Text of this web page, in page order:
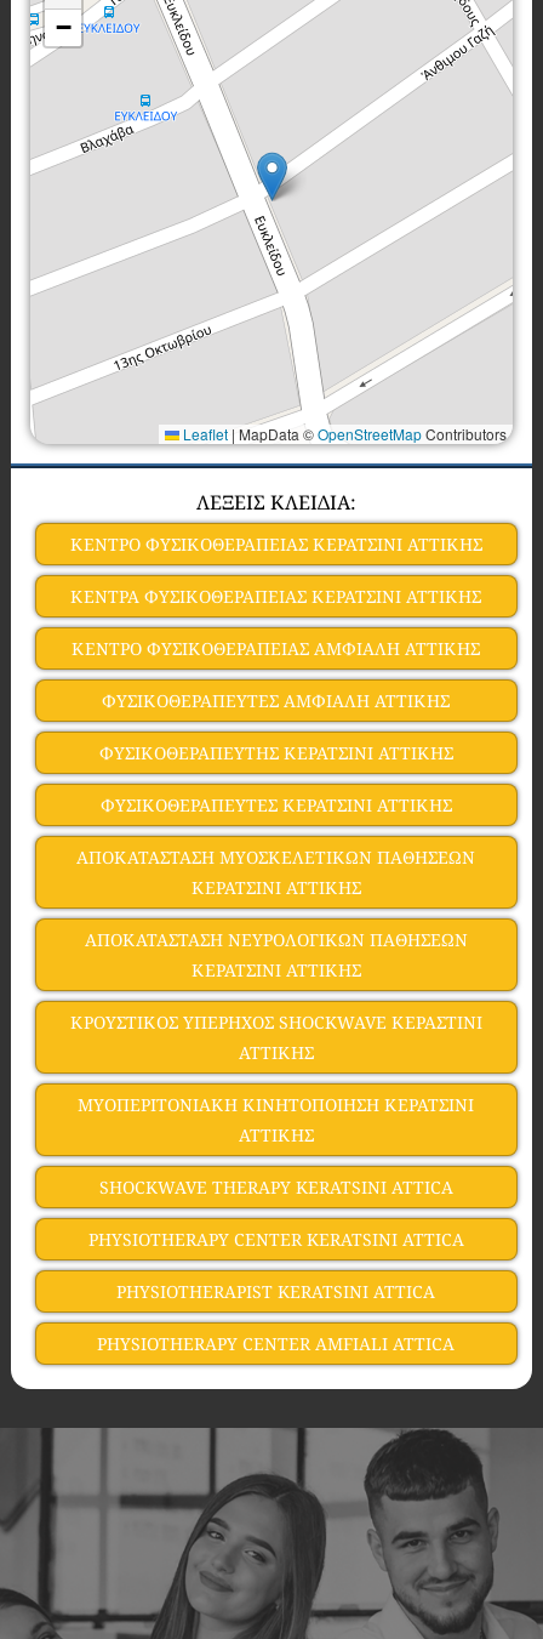
−
Leaflet | MapData ©OpenStreetMapContributors
ΛΕΞΕΙΣ ΚΛΕΙΔΙΑ:
ΚΕΝΤΡΟ ΦΥΣΙΚΟΘΕΡΑΠΕΙΑΣ ΚΕΡΑΤΣΙΝΙ ΑΤΤΙΚΗΣ
ΚΕΝΤΡΑ ΦΥΣΙΚΟΘΕΡΑΠΕΙΑΣ ΚΕΡΑΤΣΙΝΙ ΑΤΤΙΚΗΣ
ΚΕΝΤΡΟ ΦΥΣΙΚΟΘΕΡΑΠΕΙΑΣ ΑΜΦΙΑΛΗ ΑΤΤΙΚΗΣ
ΦΥΣΙΚΟΘΕΡΑΠΕΥΤΕΣ ΑΜΦΙΑΛΗ ΑΤΤΙΚΗΣ
ΦΥΣΙΚΟΘΕΡΑΠΕΥΤHΣ ΚΕΡΑΤΣΙΝΙ ΑΤΤΙΚΗΣ
ΦΥΣΙΚΟΘΕΡΑΠΕΥΤΕΣ ΚΕΡΑΤΣΙΝΙ ΑΤΤΙΚΗΣ
ΑΠΟΚΑΤΑΣΤΑΣΗ ΜΥΟΣΚΕΛΕΤΙΚΩΝ ΠΑΘΗΣΕΩΝ
ΚΕΡΑΤΣΙΝΙ ΑΤΤΙΚΗΣ
ΑΠΟΚΑΤΑΣΤΑΣΗ ΝΕΥΡΟΛΟΓΙΚΩΝ ΠΑΘΗΣΕΩΝ
ΚΕΡΑΤΣΙΝΙ ΑΤΤΙΚΗΣ
ΚΡΟΥΣΤΙΚΟΣ ΥΠΕΡΗΧΟΣ SHOCKWAVE ΚΕΡΑΣΤΙΝΙ
ΑΤΤΙΚΗΣ
ΜΥΟΠΕΡΙΤΟΝΙΑΚΗ ΚΙΝΗΤΟΠΟΙΗΣΗ ΚΕΡΑΤΣΙΝΙ
ΑΤΤΙΚΗΣ
SHOCKWAVE THERAPY KERATSINI ATTICA
PHYSIOTHERAPY CENTER KERATSINI ATTICA
PHYSIOTHERAPIST KERATSINI ATTICA
PHYSIOTHERAPY CENTER AMFIALI ATTICA